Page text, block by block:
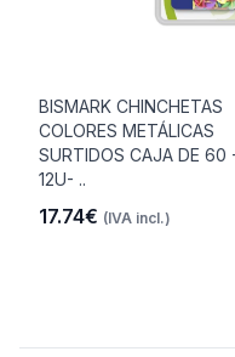
BISMARK CHINCHETAS
COLORES METÁLICAS
SURTIDOS CAJA DE 60
12U- ..
17.74€ (IVA incl.)